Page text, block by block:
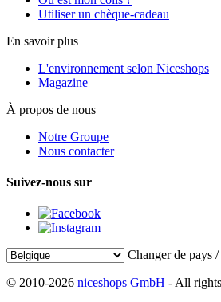
Utiliser un chèque-cadeau
En savoir plus
L'environnement selon Niceshops
Magazine
À propos de nous
Notre Groupe
Nous contacter
Suivez-nous sur
Changer de pays
© 2010-2026 niceshops GmbH - All